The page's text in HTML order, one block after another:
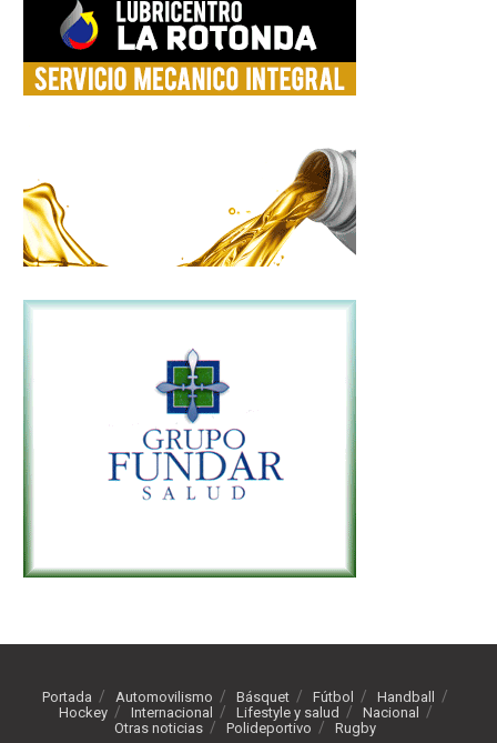
Portada Automovilismo Básquet Fútbol
Handball
Hockey
Internacional Lifestyle y salud
Nacional
Otras noticias
Polideportivo Rugby